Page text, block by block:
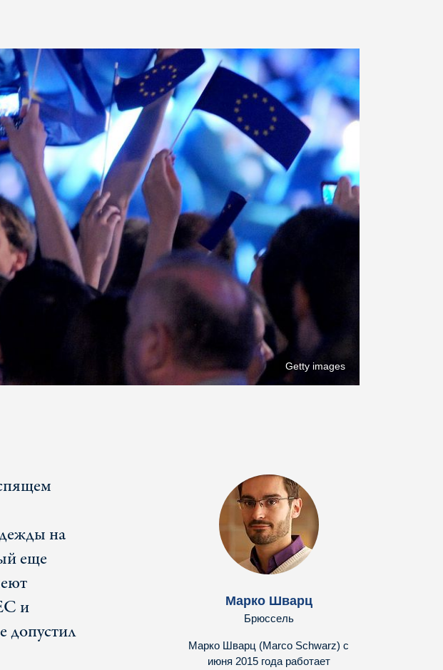
Getty images
на
еще
и
допустил
Марко Шварц
Брюссель
Марко Шварц (Marco Schwarz) с
июня 2015 года работает